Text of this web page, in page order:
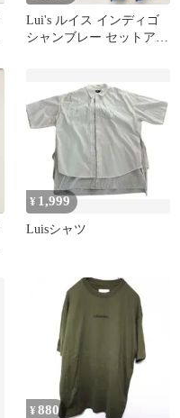
Lui's ルイス インディゴ
シャンブレー セットアッ
¥ 1,999
Luisシャツ
¥ 880